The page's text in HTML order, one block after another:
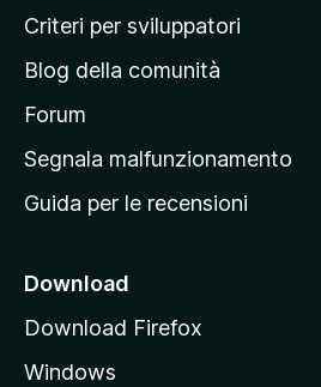
i
a
p
r
n
i
a
l
Criteri per sviluppatori
Blog della comunità
Forum
Segnala malfunzionamento
Guida per le recensioni
Download
Download Firefox
Windows